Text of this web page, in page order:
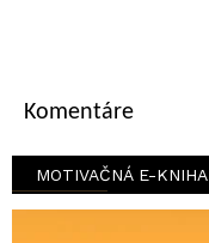
Komentáre
MOTIVAČNÁ E-KNIHA